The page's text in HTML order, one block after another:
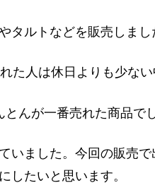
タルトなどを販売しまし
た人は休日よりも少ない
んが一番売れた商品でし
いました。今回の販売
したいと思います。